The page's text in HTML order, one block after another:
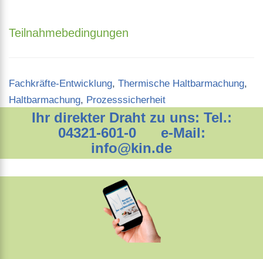
Teilnahmebedingungen
Categories
Fachkräfte-Entwicklung, Thermische Haltbarmachung,
Haltbarmachung, Prozesssicherheit
Ihr direkter Draht zu uns: Tel.:
04321-601-0 e-Mail:
info@kin.de